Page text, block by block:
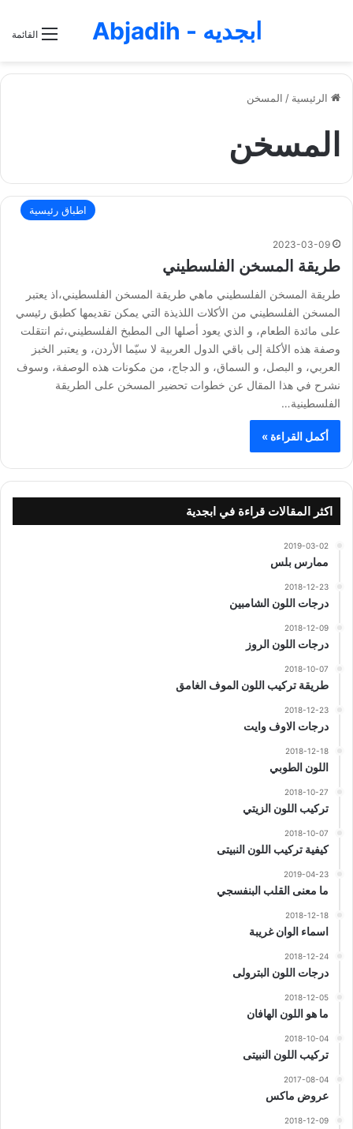
القائمة ابجديه - Abjadih
الرئيسية / المسخن
المسخن
اطباق رئيسية
2023-03-09
طريقة المسخن الفلسطيني
طريقة المسخن الفلسطيني ماهي طريقة المسخن الفلسطيني،اذ يعتبر
المسخن الفلسطيني من الأكلات اللذيذة التي يمكن تقديمها كطبق رئيسي
على مائدة الطعام، و الذي يعود أصلها الى المطبخ الفلسطيني،ثم انتقلت
وصفة هذه الأكلة إلى باقي الدول العربية لا سيّما الأردن، و يعتبر الخبز
العربي، و البصل، و السماق، و الدجاج، من مكونات هذه الوصفة، وسوف
نشرح في هذا المقال عن خطوات تحضير المسخن على الطريقة
الفلسطينية…
أكمل القراءة »
اكثر المقالات قراءة في ابجدية
2019-03-02
ممارس بلس
2018-12-23
درجات اللون الشامبين
2018-12-09
درجات اللون الروز
2018-10-07
طريقة تركيب اللون الموف الغامق
2018-12-23
درجات الاوف وايت
2018-12-18
اللون الطوبي
2018-10-27
تركيب اللون الزيتي
2018-10-07
كيفية تركيب اللون النبيتى
2019-04-23
ما معنى القلب البنفسجي
2018-12-18
اسماء الوان غريبة
2018-12-24
درجات اللون البترولى
2018-12-05
ما هو اللون الهافان
2018-10-04
تركيب اللون النبيتى
2017-08-04
عروض ماكس
2018-12-09